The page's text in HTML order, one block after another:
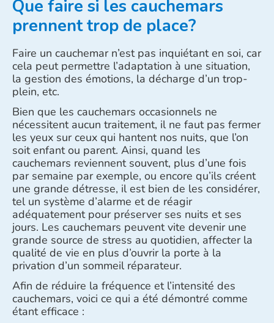
Que faire si les cauchemars
prennent trop de place?
Faire un cauchemar n’est pas inquiétant en soi, car
cela peut permettre l’adaptation à une situation,
la gestion des émotions, la décharge d’un trop-
plein, etc.
Bien que les cauchemars occasionnels ne
nécessitent aucun traitement, il ne faut pas fermer
les yeux sur ceux qui hantent nos nuits, que l’on
soit enfant ou parent. Ainsi, quand les
cauchemars reviennent souvent, plus d’une fois
par semaine par exemple, ou encore qu’ils créent
une grande détresse, il est bien de les considérer,
tel un système d’alarme et de réagir
adéquatement pour préserver ses nuits et ses
jours. Les cauchemars peuvent vite devenir une
grande source de stress au quotidien, affecter la
qualité de vie en plus d’ouvrir la porte à la
privation d’un sommeil réparateur.
Afin de réduire la fréquence et l’intensité des
cauchemars, voici ce qui a été démontré comme
étant efficace :